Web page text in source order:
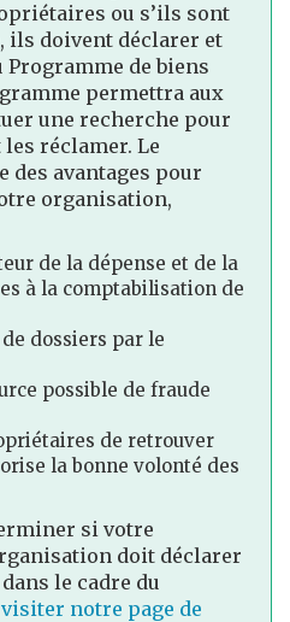
ou s’ils sont
ils doivent déclarer et
de biens
permettra aux
une recherche pour
réclamer. Le
des avantages pour
organisation,
de la dépense et de la
à la comptabilisation de
dossiers par le
possible de fraude
de retrouver
la bonne volonté des
si votre
doit déclarer
le cadre du
visiter notre page de